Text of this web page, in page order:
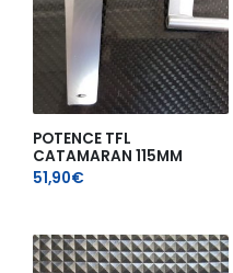
POTENCE TFL
CATAMARAN 115MM
51,90€